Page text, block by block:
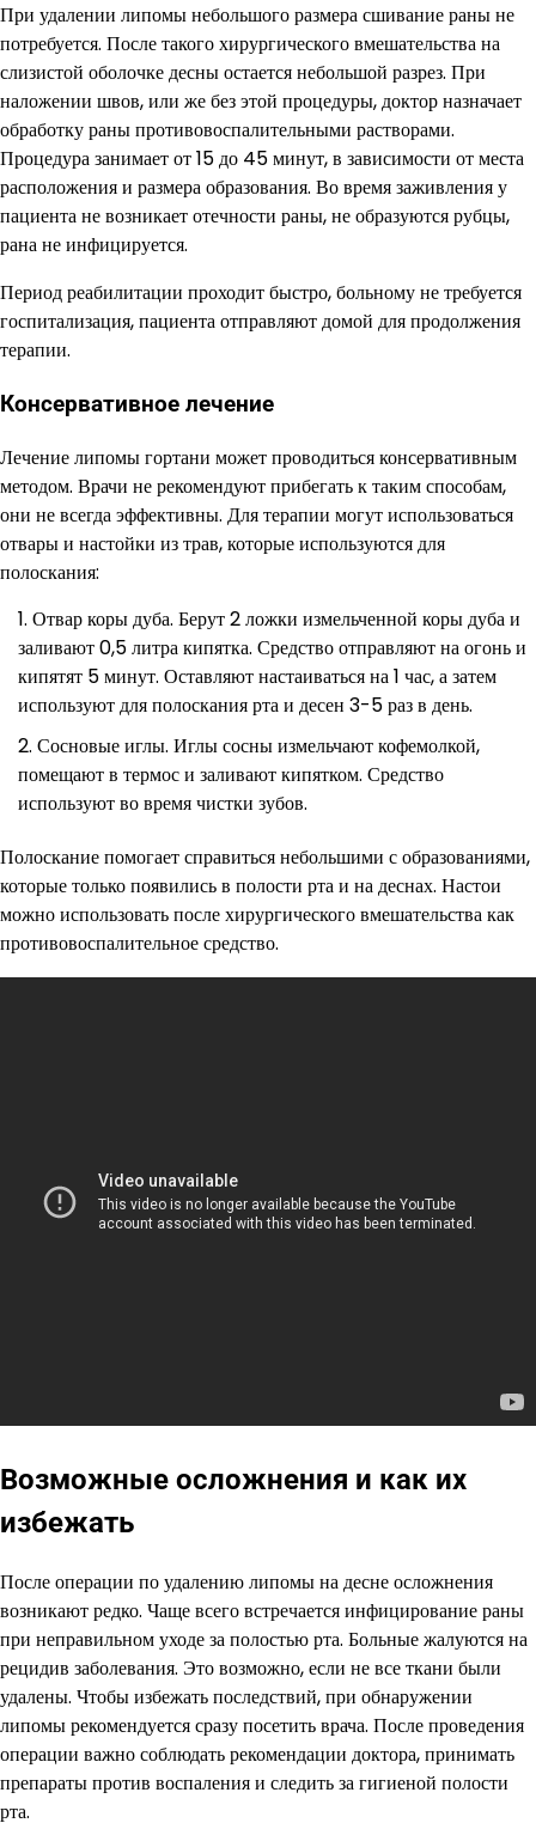
При удалении липомы небольшого размера сшивание раны не
потребуется. После такого хирургического вмешательства на
слизистой оболочке десны остается небольшой разрез. При
наложении швов, или же без этой процедуры, доктор назначает
обработку раны противовоспалительными растворами.
Процедура занимает от 15 до 45 минут, в зависимости от места
расположения и размера образования. Во время заживления у
пациента не возникает отечности раны, не образуются рубцы,
рана не инфицируется.
Период реабилитации проходит быстро, больному не требуется
госпитализация, пациента отправляют домой для продолжения
терапии.
Консервативное лечение
Лечение липомы гортани может проводиться консервативным
методом. Врачи не рекомендуют прибегать к таким способам,
они не всегда эффективны. Для терапии могут использоваться
отвары и настойки из трав, которые используются для
полоскания:
Отвар коры дуба. Берут 2 ложки измельченной коры дуба и
заливают 0,5 литра кипятка. Средство отправляют на огонь и
кипятят 5 минут. Оставляют настаиваться на 1 час, а затем
используют для полоскания рта и десен 3-5 раз в день.
Сосновые иглы. Иглы сосны измельчают кофемолкой,
помещают в термос и заливают кипятком. Средство
используют во время чистки зубов.
Полоскание помогает справиться небольшими с образованиями,
которые только появились в полости рта и на деснах. Настои
можно использовать после хирургического вмешательства как
противовоспалительное средство.
Возможные осложнения и как их
избежать
После операции по удалению липомы на десне осложнения
возникают редко. Чаще всего встречается инфицирование раны
при неправильном уходе за полостью рта. Больные жалуются на
рецидив заболевания. Это возможно, если не все ткани были
удалены. Чтобы избежать последствий, при обнаружении
липомы рекомендуется сразу посетить врача. После проведения
операции важно соблюдать рекомендации доктора, принимать
препараты против воспаления и следить за гигиеной полости
рта.